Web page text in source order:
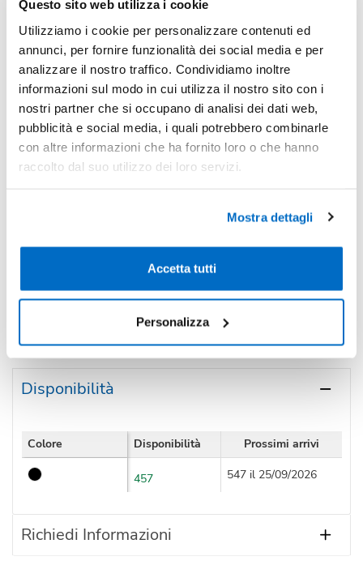
Questo sito web utilizza i cookie
Utilizziamo i cookie per personalizzare contenuti ed
annunci, per fornire funzionalità dei social media e per
analizzare il nostro traffico. Condividiamo inoltre
informazioni sul modo in cui utilizza il nostro sito con i
nostri partner che si occupano di analisi dei dati web,
pubblicità e social media, i quali potrebbero combinarle
con altre informazioni che ha fornito loro o che hanno
raccolto dal suo utilizzo dei loro servizi.
Mostra dettagli
Accetta tutti
Personalizza
Pezzi 10 - € 20,87
-5% € 19,83
Pezzi 50 -6% € 19,57
Pezzi 100 -11% € 18,52
*Prezzi prodotto per quantità merce neutra e prezzi IVA
€ 23,87 IVA incl.
Disponibilità
Colore Disponibilità Prossimi arrivi
457 547 il 25/09/2026
Richiedi Informazioni